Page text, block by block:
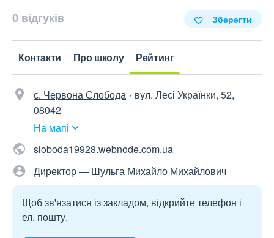
0 відгуків Зберегти
Контакти Про школу Рейтинг
с. Червона Слобода
вул. Лесі Українки, 52,
08042
На мапі
sloboda19928.webnode.com.ua
Директор — Шульга Михайло Михайлович
Щоб зв'язатися із закладом, відкрийте телефон і
ел. пошту.